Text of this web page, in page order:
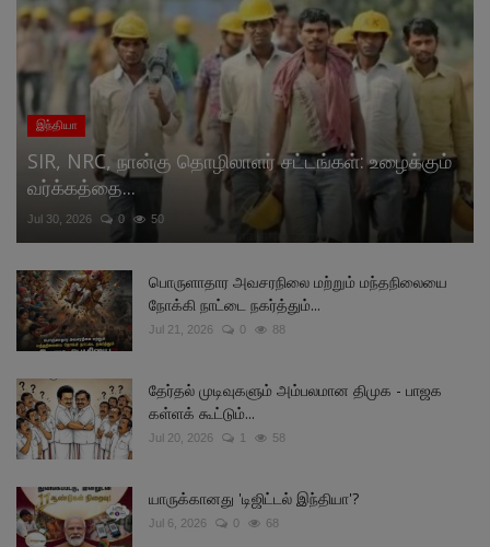
இந்தியா
SIR, NRC, நான்கு தொழிலாளர் சட்டங்கள்: உழைக்கும்
வர்க்கத்தை...
Jul 30, 2026 0 50
பொருளாதார அவசரநிலை மற்றும் மந்தநிலையை
நோக்கி நாட்டை நகர்த்தும்...
Jul 21, 2026 0 88
தேர்தல் முடிவுகளும் அம்பலமான திமுக - பாஜக
கள்ளக் கூட்டும்...
Jul 20, 2026 1 58
யாருக்கானது 'டிஜிட்டல் இந்தியா'?
Jul 6, 2026 0 68